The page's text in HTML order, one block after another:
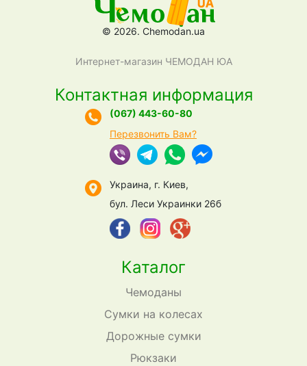
© 2026. Chemodan.ua
Интернет-магазин ЧЕМОДАН ЮА
Каталог
Чемоданы
Сумки на колесах
Дорожные сумки
Рюкзаки
Контактная информация
(067) 443-60-80
Перезвонить Вам?
Украина, г. Киев,
бул. Леси Украинки 26б